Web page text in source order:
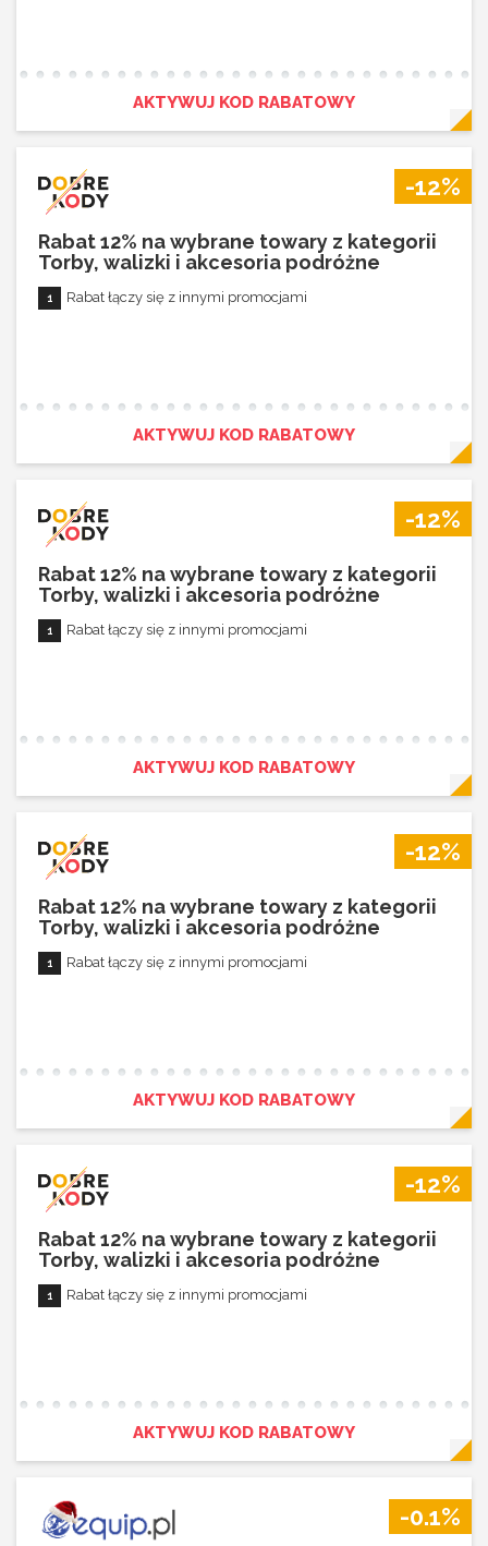
AKTYWUJ KOD RABATOWY
-12%
Rabat 12% na wybrane towary z kategorii
Torby, walizki i akcesoria podróżne
Rabat łączy się z innymi promocjami
AKTYWUJ KOD RABATOWY
-12%
Rabat 12% na wybrane towary z kategorii
Torby, walizki i akcesoria podróżne
Rabat łączy się z innymi promocjami
AKTYWUJ KOD RABATOWY
-12%
Rabat 12% na wybrane towary z kategorii
Torby, walizki i akcesoria podróżne
Rabat łączy się z innymi promocjami
AKTYWUJ KOD RABATOWY
-12%
Rabat 12% na wybrane towary z kategorii
Torby, walizki i akcesoria podróżne
Rabat łączy się z innymi promocjami
AKTYWUJ KOD RABATOWY
-0.1%